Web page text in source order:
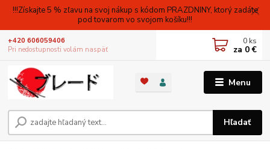
!!!Získajte 5 % zľavu na svoj nákup s kódom PRAZDNINY, ktorý zadáte
pod tovarom vo svojom košíku!!!
Menu
Hľadať
+420 606059406
Pri nedostupnosti volám naspäť
0 ks
za 0 €